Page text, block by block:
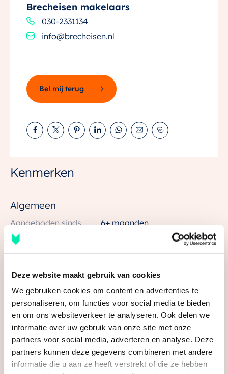
Deze website maakt gebruik van cookies
We gebruiken cookies om content en advertenties te
personaliseren, om functies voor social media te bieden
en om ons websiteverkeer te analyseren. Ook delen we
informatie over uw gebruik van onze site met onze
partners voor social media, adverteren en analyse. Deze
partners kunnen deze gegevens combineren met andere
informatie die u aan ze heeft verstrekt of die ze hebben
Door de variatie in woningtypes, kapvormen en
steenkleuren, ontstaat een speels karakter. Dit is een
Hoekwoning Rietgras
– 4 Woningen
– Woonoppervlakte van circa 80 m²
– Kaveloppervlakte van circa 89 tot 152 m²
– 2 slaapkamers en mooie zolderverdieping
Brecheisen makelaars
030-2331134
info@brecheisen.nl
Bel mij terug
Kenmerken
Algemeen
Aangeboden sinds
6+ maanden
Status
Soort woonhuis
Eengezinswoning, hoekwoning
Soort bouw
Nieuwbouw
Bouwjaar
2026
Ligging
In woonwijk
Oppervlakten en inhoud
Bekijk alle kenmerken